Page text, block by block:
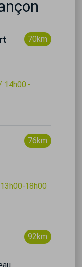
70km
14h00 -
76km
18h00
92km